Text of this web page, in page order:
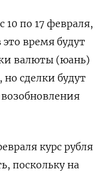
10 по 17 февраля,
время будут
валюты (юань)
сделки будут
курс рубля
поскольку на